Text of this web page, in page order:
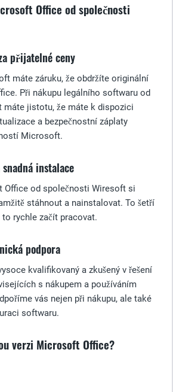
Office od společnosti
přijatelné ceny
máte záruku, že obdržíte originální
Při nákupu legálního softwaru od
jistotu, že máte k dispozici
a bezpečnostní záplaty
Microsoft.
instalace
Office od společnosti Wiresoft si
stáhnout a nainstalovat. To šetří
rychle začít pracovat.
podpora
kvalifikovaný a zkušený v řešení
s nákupem a používáním
vás nejen při nákupu, ale také
softwaru.
verzi Microsoft Office?